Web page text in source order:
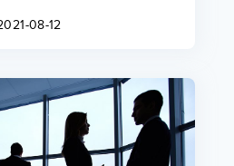
08-12